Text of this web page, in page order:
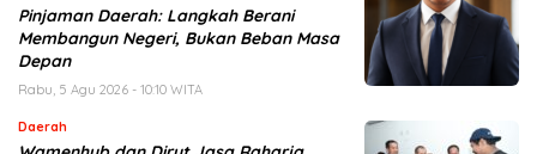
Pinjaman Daerah: Langkah Berani
Membangun Negeri, Bukan Beban Masa
Depan
Rabu, 5 Agu 2026 - 10:10 WITA
Daerah